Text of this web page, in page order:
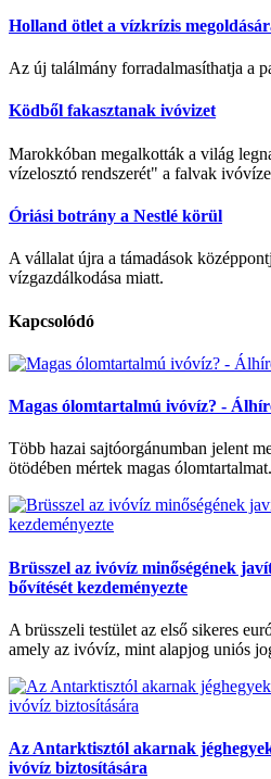
Holland ötlet a vízkrízis
Az új találmány forradalmasíthatja a
Ködből fakasztanak ivóvizet
Marokkóban megalkották a világ
vízelosztó rendszerét" a falvak
Óriási botrány a Nestlé körül
A vállalat újra a támadások
vízgazdálkodása miatt.
Kapcsolódó
Magas ólomtartalmú ivóvíz? -
Több hazai sajtóorgánumban jelent
ötödében mértek magas ólomtartalmat.
Brüsszel az ivóvíz minőségének
bővítését kezdeményezte
A brüsszeli testület az első sikeres
amely az ivóvíz, mint alapjog uniós
Az Antarktisztól akarnak
ivóvíz biztosítására